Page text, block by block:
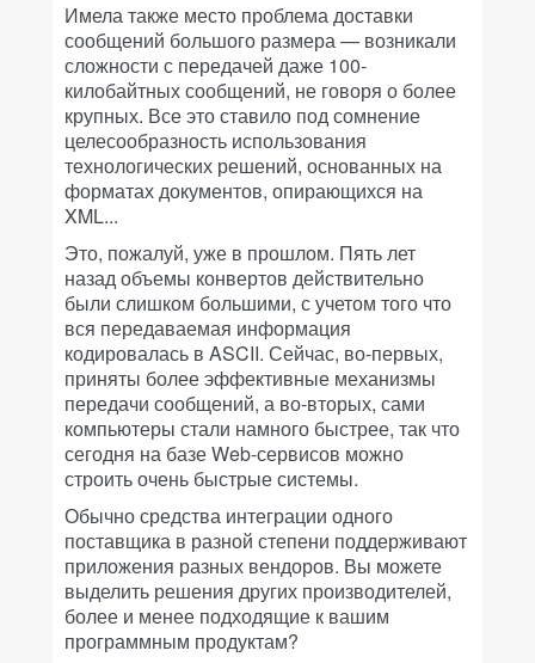
Имела также место проблема доставки
сообщений большого размера — возникали
сложности с передачей даже 100-
килобайтных сообщений, не говоря о более
крупных. Все это ставило под сомнение
целесообразность использования
технологических решений, основанных на
форматах документов, опирающихся на
XML...
Это, пожалуй, уже в прошлом. Пять лет
назад объемы конвертов действительно
были слишком большими, с учетом того что
вся передаваемая информация
кодировалась в ASCII. Сейчас, во-первых,
приняты более эффективные механизмы
передачи сообщений, а во-вторых, сами
компьютеры стали намного быстрее, так что
сегодня на базе Web-сервисов можно
строить очень быстрые системы.
Обычно средства интеграции одного
поставщика в разной степени поддерживают
приложения разных вендоров. Вы можете
выделить решения других производителей,
более и менее подходящие к вашим
программным продуктам?